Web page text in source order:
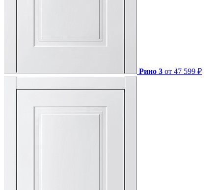
Рино 3 от 47 599 ₽